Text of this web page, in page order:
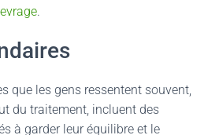
.
que les gens ressentent souvent,
du traitement, incluent des
à garder leur équilibre et le